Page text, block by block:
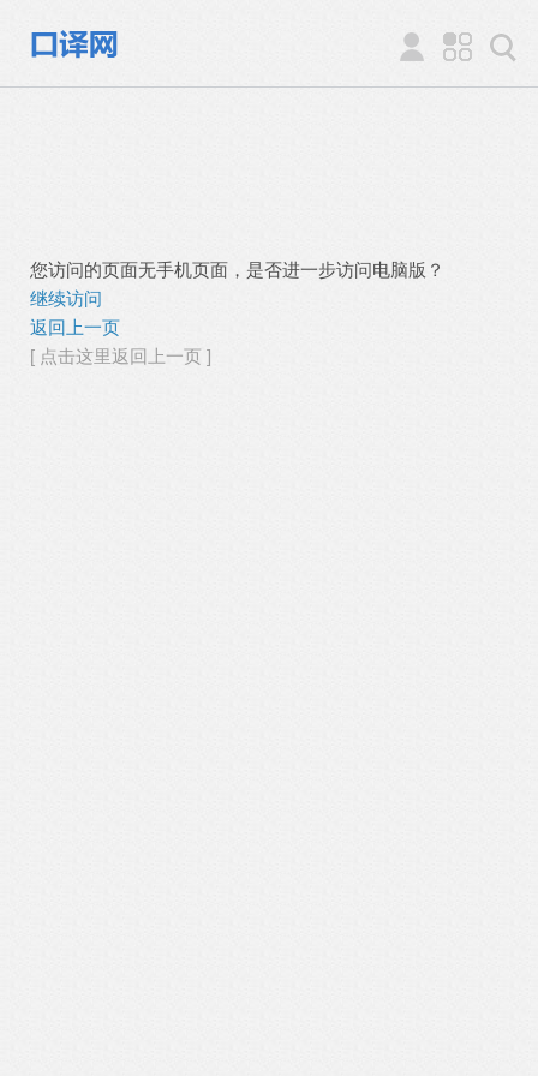
您访问的页面无手机页面，是否进一步访问电脑版？
继续访问
返回上一页
[ 点击这里返回上一页 ]